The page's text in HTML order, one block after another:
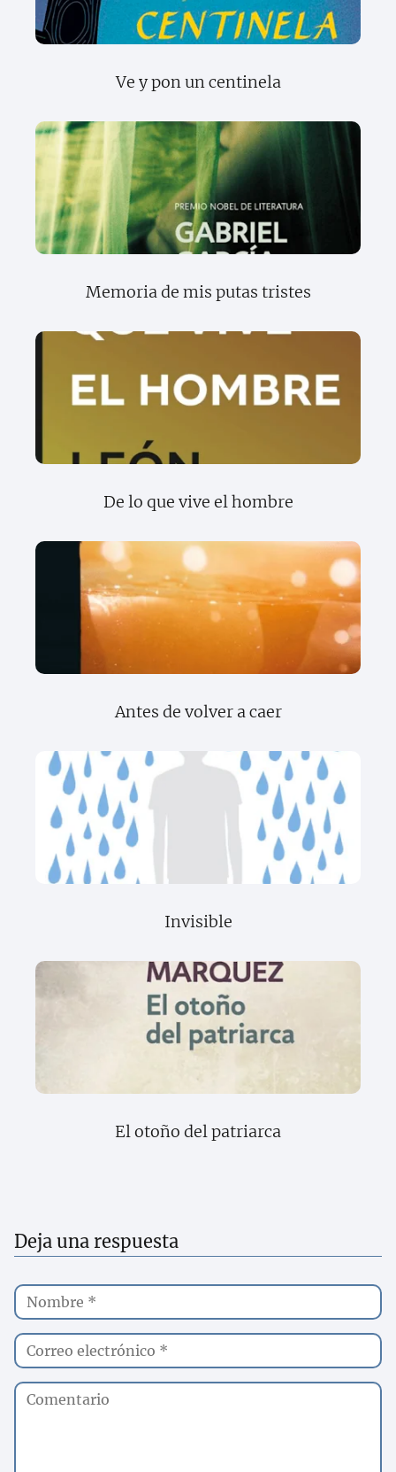
Ve y pon un centinela
Memoria de mis putas tristes
De lo que vive el hombre
Antes de volver a caer
Invisible
El otoño del patriarca
Deja una respuesta